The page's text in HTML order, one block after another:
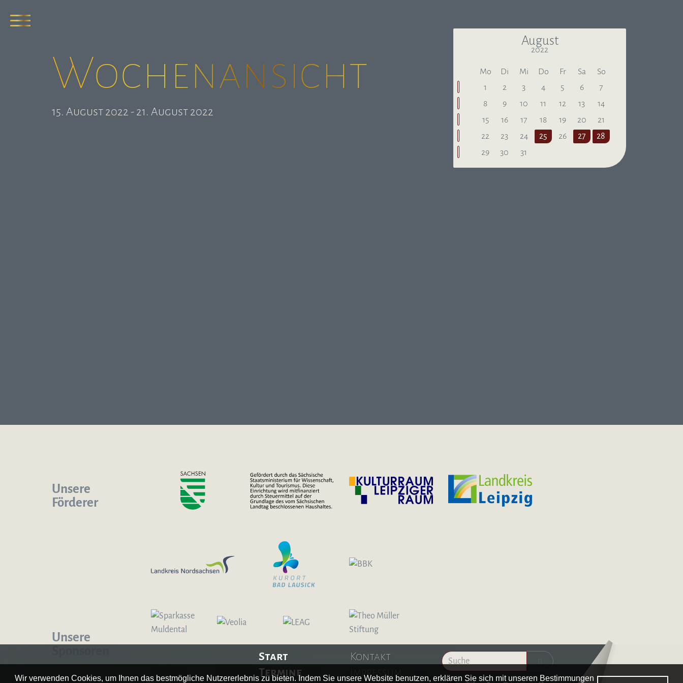
Wir verwenden Cookies, um Ihnen das bestmögliche Nutzererlebnis zu bieten. Indem Sie unsere Website benutzen, erklären Sie sich mit unseren Bestimmungen
Start
Termine
Kontakt
Impressum
Logo – Deutsche Bläserakademie
Wochen­ansicht
15. August 2022 - 21. August 2022
August
2022
Mo Di Mi Do Fr Sa
So
1
2 3 4 5 6
7
8
9 10 11 12 13
14
15
16 17 18 19 20
21
22
23 24 25 26 27
28
29
30 31
Unsere
Förderer
Unsere